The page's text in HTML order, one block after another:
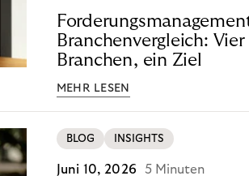
Branchenvergleich: Vier
Branchen, ein Ziel
MEHR LESEN
BLOG INSIGHTS
Juni 10, 2026 5 Minuten